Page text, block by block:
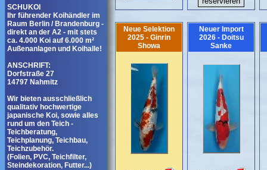
SCHUKOI
Ihr führender Koihändler im
Raum Berlin / Brandenburg -
direkt an der A2 - mit stets
ca. 4.000 Koi auf 6.000 m²
Außenanlagen und Koihalle!
ANSCHRIFT:
Dorfstraße 27
14797 Nahmitz
Wir bieten ausschließlich
qualitativ hochwertige
japanische Koi, sowie alles
rund um den Teich -
Teichberatung,
Teichplanung, Teichbau,
Teichzubehör.
(Folien, PVC, Teichfilter,
Steindekoration, Futter...)
Neue Selektion
2025 - Ginrin
Showa
Neuer Import
2026 - Doitsu
Sanke